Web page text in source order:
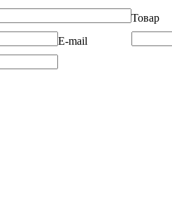
Товар
E-mail